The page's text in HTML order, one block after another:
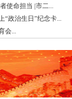
使命担当 |市二...
“政治生日”纪念卡...
会...